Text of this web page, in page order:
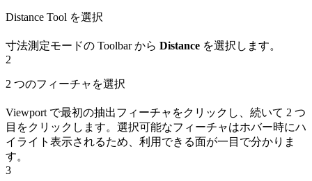
Distance Tool を選択
寸法測定モードの Toolbar から Distance を選択します。
2
2 つのフィーチャを選択
Viewport で最初の抽出フィーチャをクリックし、続いて 2 つ
目をクリックします。選択可能なフィーチャはホバー時にハ
イライト表示されるため、利用できる面が一目で分かりま
す。
3